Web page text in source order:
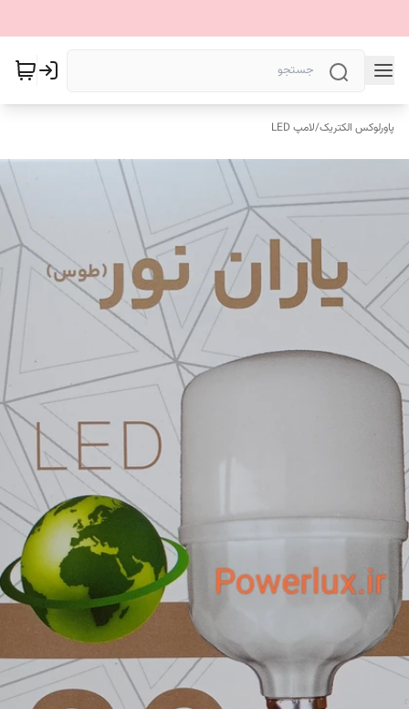
پاورلوکس الکتریک/لامپ LED